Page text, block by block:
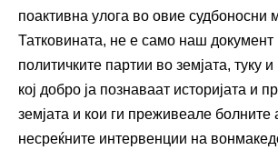
поактивна улога во овие судбоносни
Татковината, не е само наш документ
политичките партии во земјата, туку
кој добро ја познаваат историјата и
земјата и кои ги преживеале болните
несреќните интервенции на